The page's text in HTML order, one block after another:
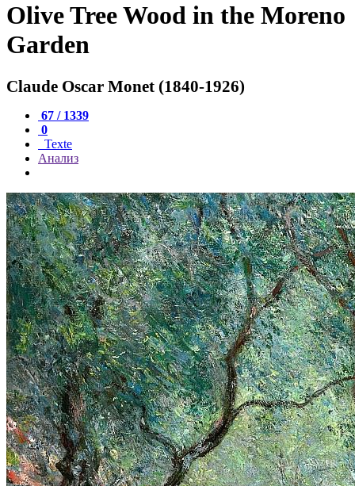
Olive Tree Wood in the Moreno
Garden
Claude Oscar Monet (1840-1926)
67 / 1339
0
Texte
Анализ